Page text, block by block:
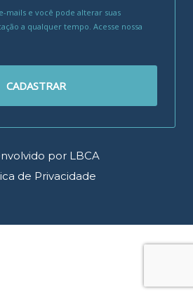
mails e você pode alterar suas
a qualquer tempo. Acesse nossa
CADASTRAR
por LBCA
de Privacidade